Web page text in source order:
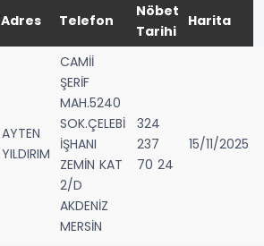
Adres Telefon
Nöbet
Tarihi
Harita
AYTEN
YILDIRIM
CAMİİ
ŞERİF
MAH.5240
SOK.ÇELEBİ
İŞHANI
ZEMİN KAT
2/D
AKDENİZ
MERSİN
324
237
70 24
15/11/2025